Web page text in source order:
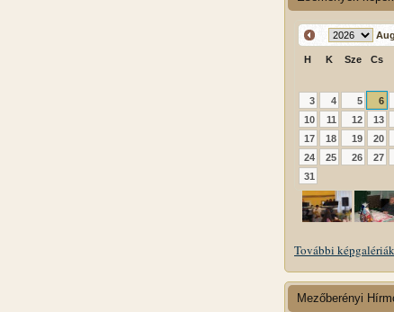
H K Sze Cs
3
4 5 6
10
11 12 13
17
18 19 20
24
25 26 27
31
További
Mezőberényi